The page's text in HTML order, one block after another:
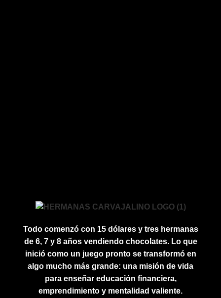
Todo comenzó con 15 dólares y tres hermanas
de 6, 7 y 8 años vendiendo chocolates. Lo que
inició como un juego pronto se transformó en
algo mucho más grande: una misión de vida
para enseñar educación financiera,
emprendimiento y mentalidad valiente.